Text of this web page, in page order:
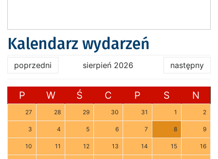
Kalendarz wydarzeń
poprzedni sierpień 2026 następny
P W Ś C P S N
27 28 29 30 31 1 2
3 4 5 6 7 8 9
10 11 12 13 14 15 16